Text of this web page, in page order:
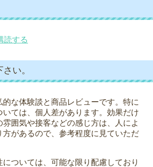
読する
い。
的な体験談と商品レビューです。特に
いては、個人差があります。効果だけ
雰囲気や接客などの感じ方は、人によ
方があるので、参考程度に見ていただ
ついては、可能な限り配慮しており